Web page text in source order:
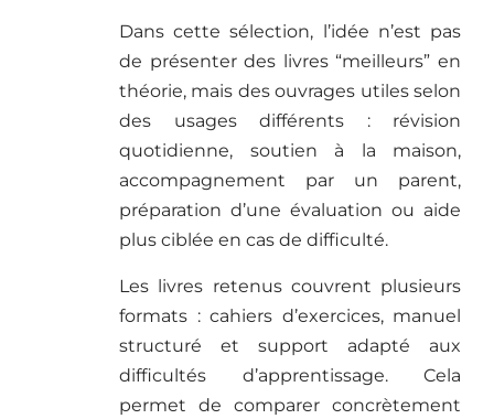
Dans cette sélection, l’idée n’est pas
de présenter des livres “meilleurs” en
théorie, mais des ouvrages utiles selon
des usages différents : révision
quotidienne, soutien à la maison,
accompagnement par un parent,
préparation d’une évaluation ou aide
plus ciblée en cas de difficulté.
Les livres retenus couvrent plusieurs
formats : cahiers d’exercices, manuel
structuré et support adapté aux
difficultés d’apprentissage. Cela
permet de comparer concrètement